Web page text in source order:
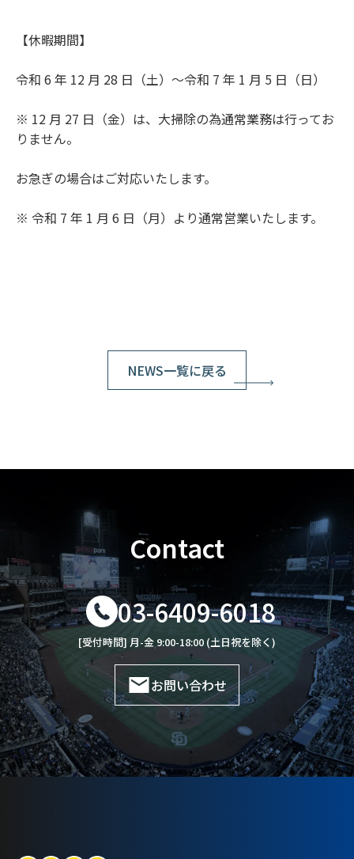
【休暇期間】
令和 6 年 12 月 28 日（土）～令和 7 年 1 月 5 日（日）
※ 12 月 27 日（金）は、大掃除の為通常業務は行ってお
りません。
お急ぎの場合はご対応いたします。
※ 令和 7 年 1 月 6 日（月）より通常営業いたします。
NEWS一覧に戻る
Contact
03-6409-6018
[受付時間] 月-金 9:00-18:00 (土日祝を除く)
お問い合わせ